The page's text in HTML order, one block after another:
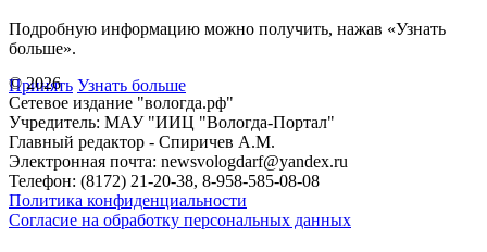
©2026
Сетевое издание "вологда.рф"
Учредитель: МАУ "ИИЦ "Вологда-Портал"
Главный редактор - Спиричев А.М.
Электронная почта: newsvologdarf@yandex.ru
Телефон: (8172) 21-20-38, 8-958-585-08-08
Политика конфиденциальности
Согласие на обработку персональных данных
Подробную информацию можно получить, нажав «Узнать
больше».
Принять Узнать больше